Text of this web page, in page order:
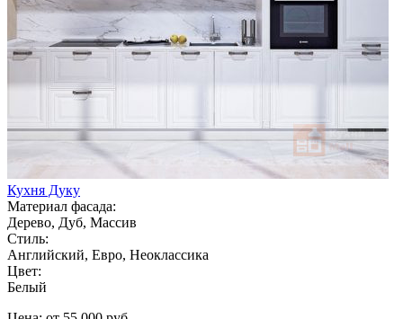
Кухня Дуку
Материал фасада:
Дерево, Дуб, Массив
Стиль:
Английский, Евро, Неоклассика
Цвет:
Белый